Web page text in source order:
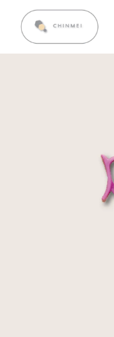
您的